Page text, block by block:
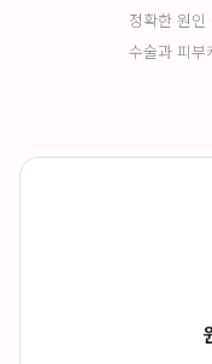
정확한 원
수술과 피부